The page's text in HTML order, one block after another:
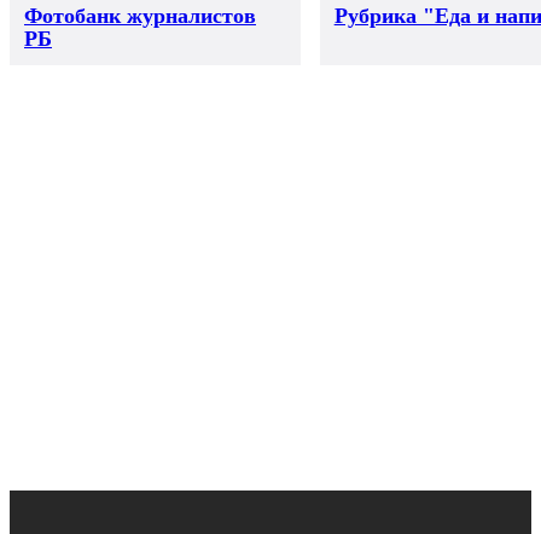
Фотобанк журналистов
РБ
Рубрика "Еда и